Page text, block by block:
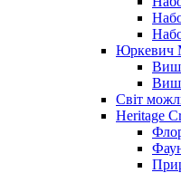
Юркевич
Світ
Heritage